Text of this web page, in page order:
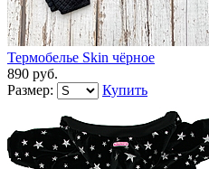
Термобелье Skin чёрное
890 руб.
Размер:
Купить